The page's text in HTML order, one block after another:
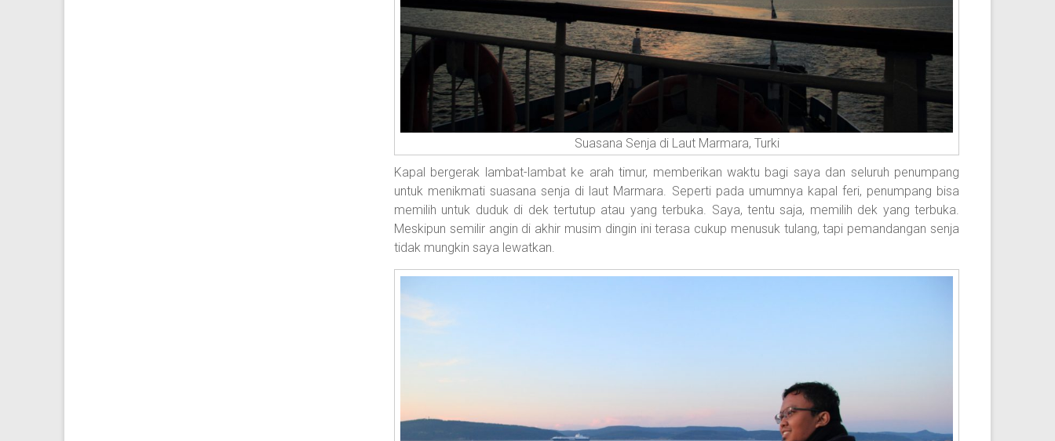
Suasana Senja di Laut Marmara, Turki
Kapal bergerak lambat-lambat ke arah timur, memberikan waktu bagi saya dan seluruh penumpang
untuk menikmati suasana senja di laut Marmara. Seperti pada umumnya kapal feri, penumpang bisa
memilih untuk duduk di dek tertutup atau yang terbuka. Saya, tentu saja, memilih dek yang terbuka.
Meskipun semilir angin di akhir musim dingin ini terasa cukup menusuk tulang, tapi pemandangan senja
tidak mungkin saya lewatkan.